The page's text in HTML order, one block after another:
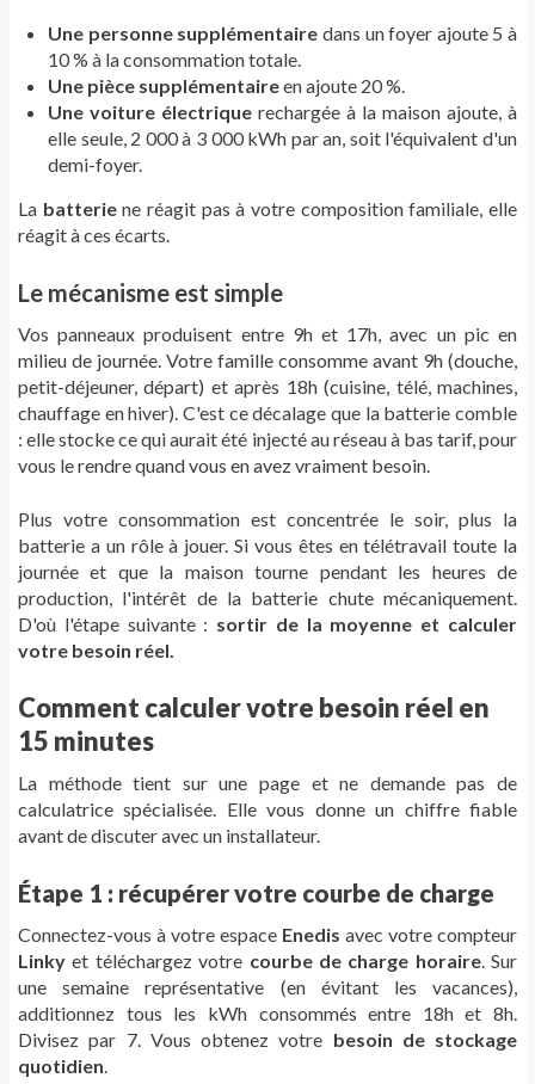
Une personne supplémentaire dans un foyer ajoute 5 à
10 % à la consommation totale.
Une pièce supplémentaireen ajoute 20 %.
Une voiture électrique rechargée à la maison ajoute, à
elle seule, 2 000 à 3 000 kWh par an, soit l'équivalent d'un
demi-foyer.
La batteriene réagit pas à votre composition familiale, elle
réagit à ces écarts.
Le mécanisme est simple
Vos panneaux produisent entre 9h et 17h, avec un pic en
milieu de journée. Votre famille consomme avant 9h (douche,
petit-déjeuner, départ) et après 18h (cuisine, télé, machines,
chauffage en hiver). C'est ce décalage que la batterie comble
: elle stocke ce qui aurait été injecté au réseau à bas tarif, pour
vous le rendre quand vous en avez vraiment besoin.
Plus votre consommation est concentrée le soir, plus la
batterie a un rôle à jouer. Si vous êtes en télétravail toute la
journée et que la maison tourne pendant les heures de
production, l'intérêt de la batterie chute mécaniquement.
D'où l'étape suivante : sortir de la moyenne et calculer
votre besoin réel.
Comment calculer votre besoin réel en
15 minutes
La méthode tient sur une page et ne demande pas de
calculatrice spécialisée. Elle vous donne un chiffre fiable
avant de discuter avec un installateur.
Étape 1 : récupérer votre courbe de charge
Connectez-vous à votre espace Enedis avec votre compteur
Linky et téléchargez votre courbe de charge horaire. Sur
une semaine représentative (en évitant les vacances),
additionnez tous les kWh consommés entre 18h et 8h.
Divisez par 7. Vous obtenez votre besoin de stockage
quotidien.